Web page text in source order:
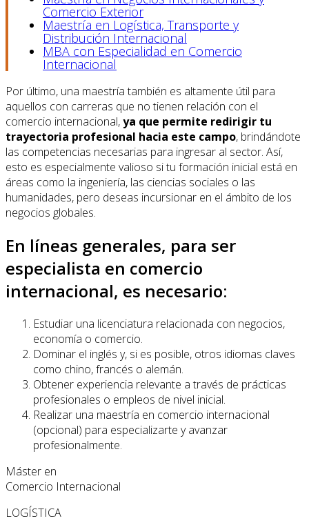
Comercio Exterior
Maestría en Logística, Transporte y
Distribución Internacional
MBA con Especialidad en Comercio
Internacional
Por último, una maestría también es altamente útil para
aquellos con carreras que no tienen relación con el
comercio internacional,ya que permite redirigir tu
trayectoria profesional hacia este campo, brindándote
las competencias necesarias para ingresar al sector. Así,
esto es especialmente valioso si tu formación inicial está en
áreas como la ingeniería, las ciencias sociales o las
humanidades, pero deseas incursionar en el ámbito de los
negocios globales.
En líneas generales, para ser
especialista en comercio
internacional, es necesario:
Estudiar una licenciatura relacionada con negocios,
economía o comercio.
Dominar el inglés y, si es posible, otros idiomas claves
como chino, francés o alemán.
Obtener experiencia relevante a través de prácticas
profesionales o empleos de nivel inicial.
Realizar una maestría en comercio internacional
(opcional) para especializarte y avanzar
profesionalmente.
Máster en
Comercio Internacional
LOGÍSTICA